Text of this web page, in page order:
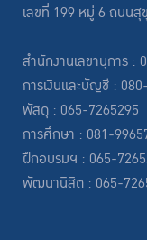
เลขที่ 199 หมู่ 6 ถนนสุ
สำนักงานเลขานุการ :
การเงินและบัญชี :
พัสดุ : 065-7265295
การศึกษา : 081-
ฝึกอบรมฯ : 065-
พัฒนานิสิต : 065-